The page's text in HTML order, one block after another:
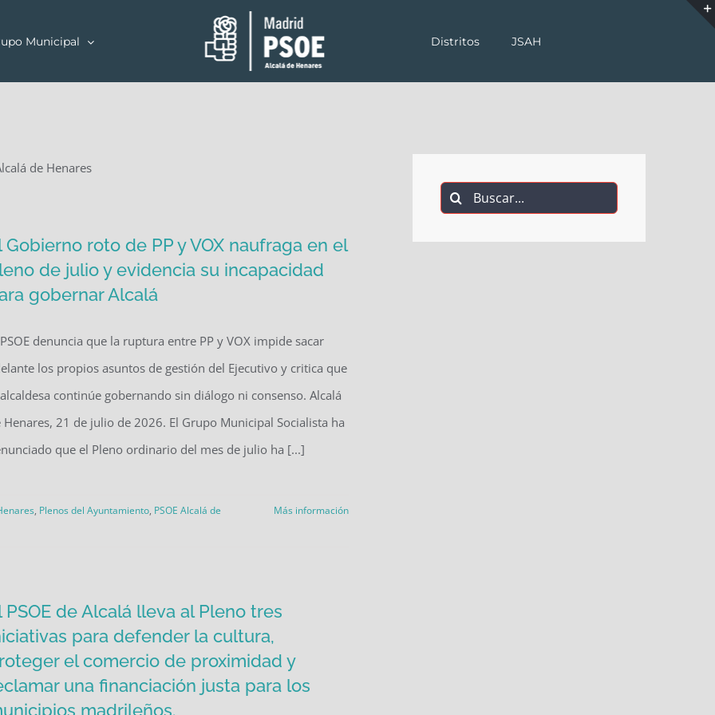
Municipal Distritos JSAH
de Henares
Gobierno roto de PP y VOX naufraga en el
de julio y evidencia su incapacidad
gobernar Alcalá
denuncia que la ruptura entre PP y VOX impide sacar
los propios asuntos de gestión del Ejecutivo y critica que
continúe gobernando sin diálogo ni consenso. Alcalá
Henares, 21 de julio de 2026. El Grupo Municipal Socialista ha
que el Pleno ordinario del mes de julio ha [...]
, Plenos del Ayuntamiento, PSOE Alcalá de
Más información
PSOE de Alcalá lleva al Pleno tres
para defender la cultura,
el comercio de proximidad y
una financiación justa para los
madrileños.
Buscar: